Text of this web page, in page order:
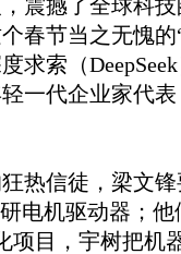
震撼了全球科
春节当之无愧的“
求索（
一代企业家代
热信徒，梁文
电机驱动器；他
目，宇树把机